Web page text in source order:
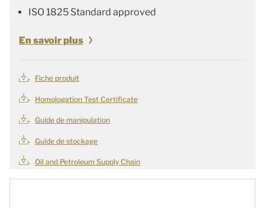
ISO 1825 Standard approved
En savoir plus
Fiche produit
Homologation Test Certificate
Guide de manipulation
Guide de stockage
Oil and Petroleum Supply Chain